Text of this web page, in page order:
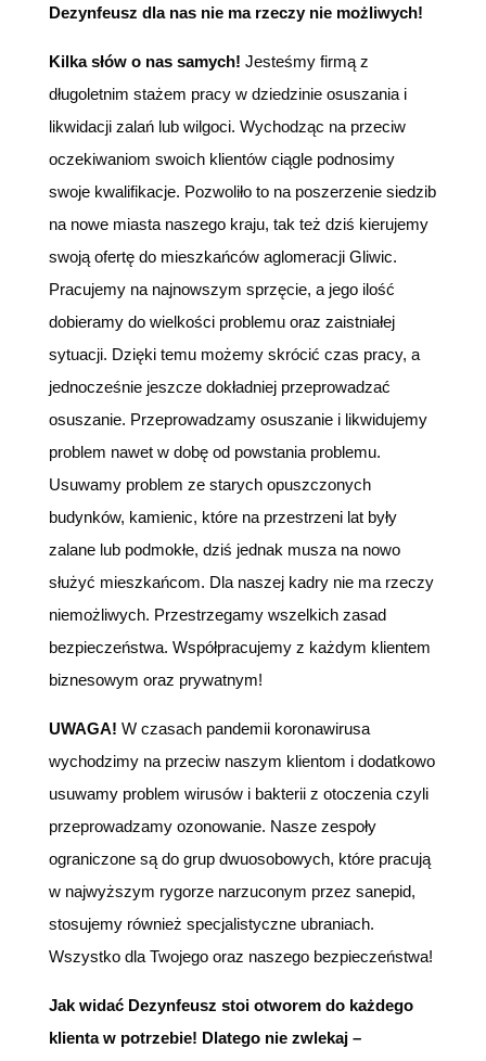
Dezynfeusz dla nas nie ma rzeczy nie możliwych!
Kilka słów o nas samych! Jesteśmy firmą z
długoletnim stażem pracy w dziedzinie osuszania i
likwidacji zalań lub wilgoci. Wychodząc na przeciw
oczekiwaniom swoich klientów ciągle podnosimy
swoje kwalifikacje. Pozwoliło to na poszerzenie siedzib
na nowe miasta naszego kraju, tak też dziś kierujemy
swoją ofertę do mieszkańców aglomeracji Gliwic.
Pracujemy na najnowszym sprzęcie, a jego ilość
dobieramy do wielkości problemu oraz zaistniałej
sytuacji. Dzięki temu możemy skrócić czas pracy, a
jednocześnie jeszcze dokładniej przeprowadzać
osuszanie. Przeprowadzamy osuszanie i likwidujemy
problem nawet w dobę od powstania problemu.
Usuwamy problem ze starych opuszczonych
budynków, kamienic, które na przestrzeni lat były
zalane lub podmokłe, dziś jednak musza na nowo
służyć mieszkańcom. Dla naszej kadry nie ma rzeczy
niemożliwych. Przestrzegamy wszelkich zasad
bezpieczeństwa. Współpracujemy z każdym klientem
biznesowym oraz prywatnym!
UWAGA! W czasach pandemii koronawirusa
wychodzimy na przeciw naszym klientom i dodatkowo
usuwamy problem wirusów i bakterii z otoczenia czyli
przeprowadzamy ozonowanie. Nasze zespoły
ograniczone są do grup dwuosobowych, które pracują
w najwyższym rygorze narzuconym przez sanepid,
stosujemy również specjalistyczne ubraniach.
Wszystko dla Twojego oraz naszego bezpieczeństwa!
Jak widać Dezynfeusz stoi otworem do każdego
klienta w potrzebie! Dlatego nie zwlekaj –